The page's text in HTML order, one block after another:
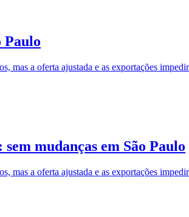
Paulo
mas a oferta ajustada e as exportações
mudanças em São Paulo
mas a oferta ajustada e as exportações